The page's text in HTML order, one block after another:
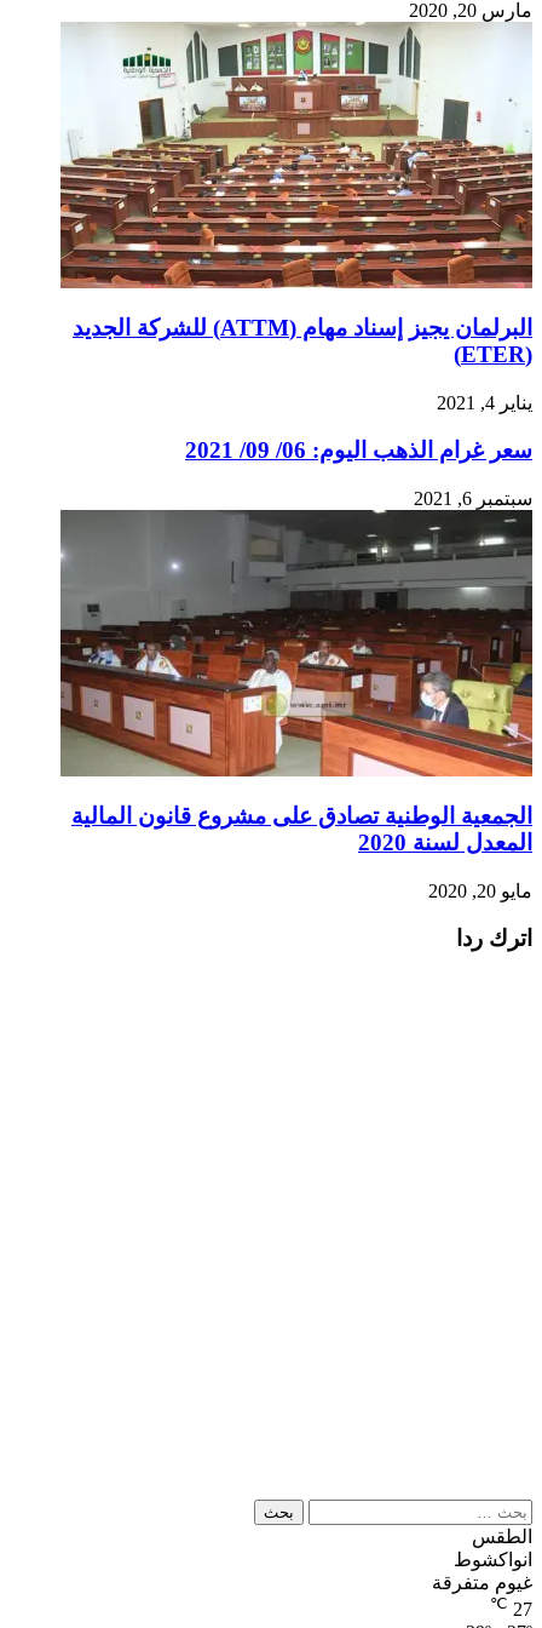
مارس 20, 2020
البرلمان يجيز إسناد مهام (ATTM) للشركة الجديد
(ETER)
يناير 4, 2021
سعر غرام الذهب اليوم: 06/ 09/ 2021
سبتمبر 6, 2021
الجمعية الوطنية تصادق على مشروع قانون المالية
المعدل لسنة 2020
مايو 20, 2020
اترك ردا
البحث
عن:
الطقس
انواكشوط
غيوم متفرقة
27
℃